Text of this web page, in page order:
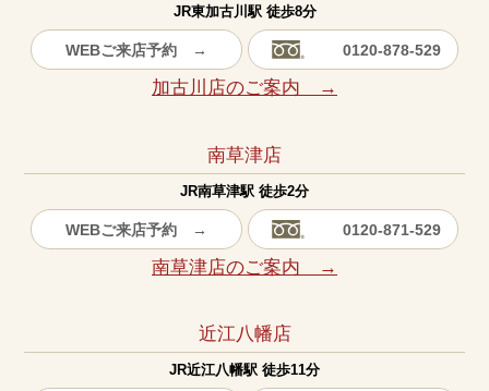
JR東加古川駅 徒歩8分
WEBご来店予約 → 0120-878-529
加古川店のご案内 →
南草津店
JR南草津駅 徒歩2分
WEBご来店予約 → 0120-871-529
南草津店のご案内 →
近江八幡店
JR近江八幡駅 徒歩11分